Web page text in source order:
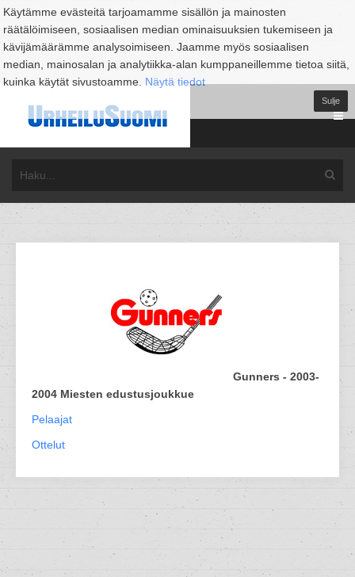
Käytämme evästeitä tarjoamamme sisällön ja mainosten
räätälöimiseen, sosiaalisen median ominaisuuksien tukemiseen ja
kävijämäärämme analysoimiseen. Jaamme myös sosiaalisen
median, mainosalan ja analytiikka-alan kumppaneillemme tietoa siitä,
kuinka käytät sivustoamme. Näytä tiedot
Sulje
Gunners - 2003-
2004 Miesten edustusjoukkue
Pelaajat
Ottelut